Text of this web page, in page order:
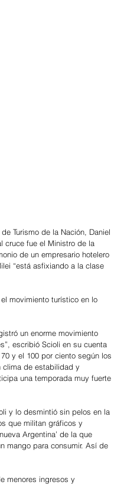
Turismo de la Nación, Daniel
cruce fue el Ministro de la
de un empresario hotelero
“está asfixiando a la clase
movimiento turístico en lo
un enorme movimiento
escribió Scioli en su cuenta
y el 100 por ciento según los
clima de estabilidad y
una temporada muy fuerte
y lo desmintió sin pelos en la
que militan gráficos y
Argentina’ de la que
mango para consumir. Así de
menores ingresos y